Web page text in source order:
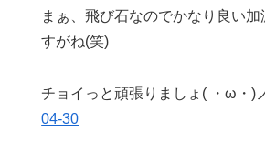
まぁ、飛び石なのでかなり良い加
すがね(笑)
チョイっと頑張りましょ( ・ω・)
04-30